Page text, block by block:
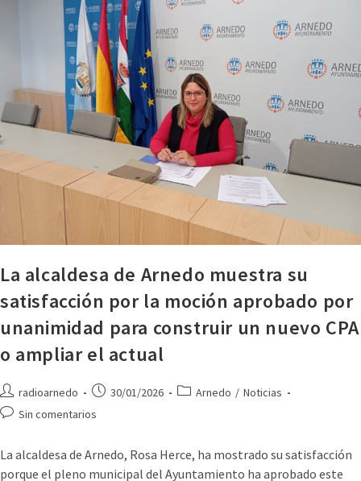
La alcaldesa de Arnedo muestra su
satisfacción por la moción aprobado por
unanimidad para construir un nuevo CPA
o ampliar el actual
radioarnedo 30/01/2026 Arnedo / Noticias
Sin comentarios
La alcaldesa de Arnedo, Rosa Herce, ha mostrado su satisfacción
porque el pleno municipal del Ayuntamiento ha aprobado este